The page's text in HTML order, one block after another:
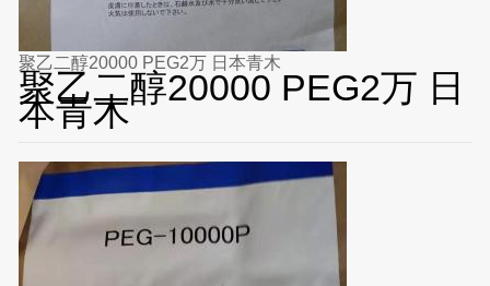
聚乙二醇20000 PEG2万 日本青木
聚乙二醇20000 PEG2万 日
本青木